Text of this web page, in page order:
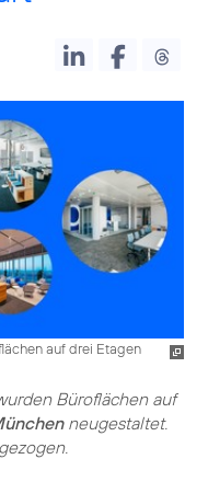
auf drei Etagen
Büroflächen auf
neugestaltet.